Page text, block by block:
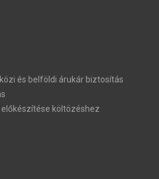
és belföldi árukár biztosítás
költözéshez